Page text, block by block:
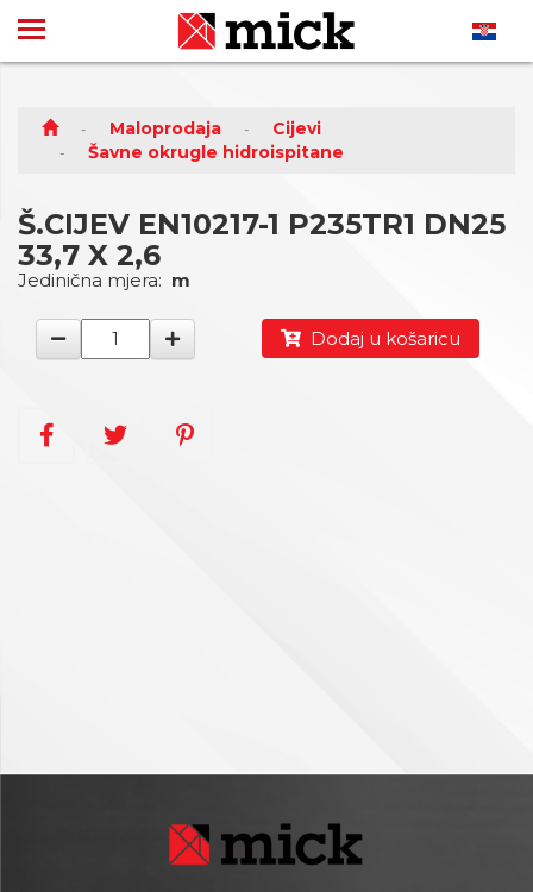
Maloprodaja
Cijevi
Šavne okrugle hidroispitane
Š.CIJEV EN10217-1 P235TR1 DN25
33,7 X 2,6
Jedinična mjera: m
Dodaj u košaricu